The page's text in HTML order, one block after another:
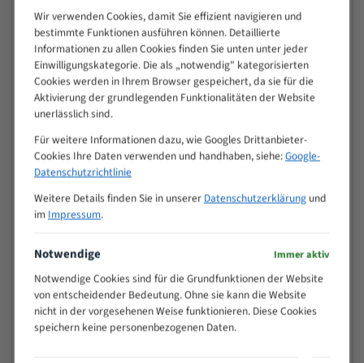
4/5
50
80
> 100
VOLLMATERIAL
M (mm)
Zoll (ZpZ))
>
25
10/14
15 - 40
8/12
25 - 50
50 - 120
80 - 180
3/4
130 -
350
2/3
Wir verwenden Cookies, damit Sie effizient navigieren und
bestimmte Funktionen ausführen können. Detaillierte
Informationen zu allen Cookies finden Sie unten unter jeder
Einwilligungskategorie. Die als „notwendig" kategorisierten
Cookies werden in Ihrem Browser gespeichert, da sie für die
Aktivierung der grundlegenden Funktionalitäten der Website
unerlässlich sind.
Für weitere Informationen dazu, wie Googles Drittanbieter-
Cookies Ihre Daten verwenden und handhaben, siehe:Google-
Datenschutzrichtlinie
Weitere Details finden Sie in unserer Datenschutzerklärungund
im Impressum.
Notwendige Immer aktiv
Notwendige Cookies sind für die Grundfunktionen der Website
von entscheidender Bedeutung. Ohne sie kann die Website
nicht in der vorgesehenen Weise funktionieren. Diese Cookies
speichern keine personenbezogenen Daten.